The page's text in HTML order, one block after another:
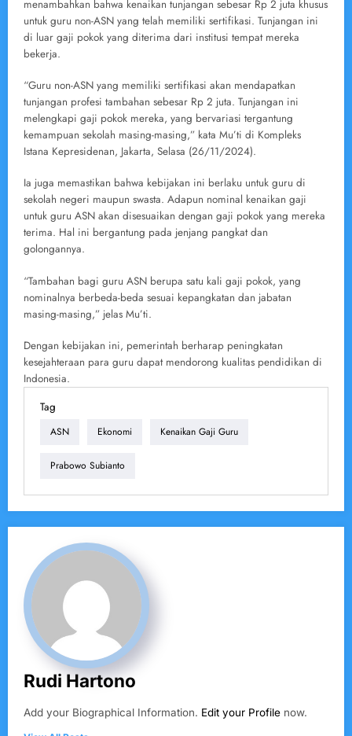
menambahkan bahwa kenaikan tunjangan sebesar Rp 2 juta khusus
untuk guru non-ASN yang telah memiliki sertifikasi. Tunjangan ini
di luar gaji pokok yang diterima dari institusi tempat mereka
bekerja.
“Guru non-ASN yang memiliki sertifikasi akan mendapatkan
tunjangan profesi tambahan sebesar Rp 2 juta. Tunjangan ini
melengkapi gaji pokok mereka, yang bervariasi tergantung
kemampuan sekolah masing-masing,” kata Mu’ti di Kompleks
Istana Kepresidenan, Jakarta, Selasa (26/11/2024).
Ia juga memastikan bahwa kebijakan ini berlaku untuk guru di
sekolah negeri maupun swasta. Adapun nominal kenaikan gaji
untuk guru ASN akan disesuaikan dengan gaji pokok yang mereka
terima. Hal ini bergantung pada jenjang pangkat dan
golongannya.
“Tambahan bagi guru ASN berupa satu kali gaji pokok, yang
nominalnya berbeda-beda sesuai kepangkatan dan jabatan
masing-masing,” jelas Mu’ti.
Dengan kebijakan ini, pemerintah berharap peningkatan
kesejahteraan para guru dapat mendorong kualitas pendidikan di
Indonesia.
Tag
ASN Ekonomi Kenaikan Gaji Guru
Prabowo Subianto
Rudi Hartono
Add your Biographical Information. Edit your Profile now.